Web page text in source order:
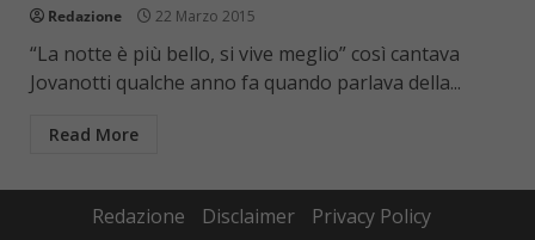
Redazione 22 Marzo 2015
“La notte è più bello, si vive meglio” così cantava
Jovanotti qualche anno fa quando parlava della...
Read More
Redazione Disclaimer Privacy Policy